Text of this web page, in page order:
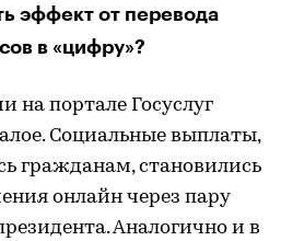
эффект от перевода
в «цифру»?
на портале Госуслуг
Социальные выплаты,
гражданам, становились
онлайн через пару
Аналогично и в